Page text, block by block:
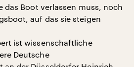
das Boot verlassen muss, noch
auf das sie steigen
ist wissenschaftliche
Deutsche